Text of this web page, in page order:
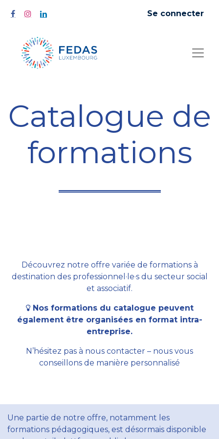
Se connecter
Catalogue de
formations
Découvrez notre offre variée de formations à
destination des professionnel·le·s du secteur social
et associatif.
Nos formations du catalogue peuvent
également être organisées en format intra-
entreprise.
N’hésitez pas à nous contacter – nous vous
conseillons de manière personnalisé
Une partie de notre offre, notamment les
formations pédagogiques, est désormais disponible